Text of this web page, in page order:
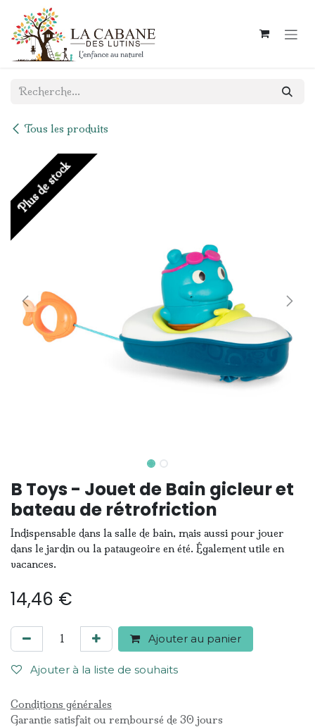
Se rendre au contenu
Tous les produits
Plus de stock
B Toys - Jouet de Bain gicleur et
bateau de rétrofriction
Indispensable dans la salle de bain, mais aussi pour jouer
dans le jardin ou la pataugeoire en été. Également utile en
vacances.
14,46 €
Ajouter au panier
Ajouter à la liste de souhaits
Conditions générales
Garantie satisfait ou remboursé de 30 jours